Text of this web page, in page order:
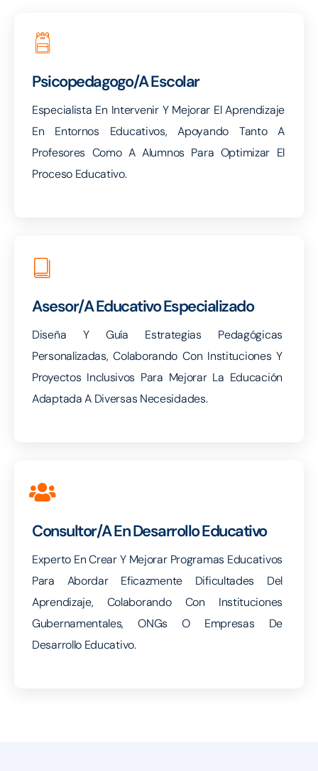
Psicopedagogo/a Escolar
Especialista En Intervenir Y Mejorar El Aprendizaje
En Entornos Educativos, Apoyando Tanto A
Profesores Como A Alumnos Para Optimizar El
Proceso Educativo.
Asesor/a Educativo Especializado
Diseña Y Guía Estrategias Pedagógicas
Personalizadas, Colaborando Con Instituciones Y
Proyectos Inclusivos Para Mejorar La Educación
Adaptada A Diversas Necesidades.
Consultor/a En Desarrollo Educativo
Experto En Crear Y Mejorar Programas Educativos
Para Abordar Eficazmente Dificultades Del
Aprendizaje, Colaborando Con Instituciones
Gubernamentales, ONGs O Empresas De
Desarrollo Educativo.